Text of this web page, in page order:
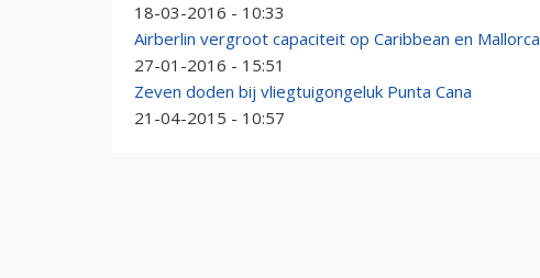
18-03-2016 - 10:33
Airberlin vergroot capaciteit op Caribbean en Mallorca
27-01-2016 - 15:51
Zeven doden bij vliegtuigongeluk Punta Cana
21-04-2015 - 10:57